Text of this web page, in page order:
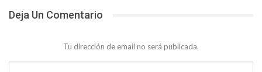
Deja Un Comentario
Tu dirección de email no será publicada.